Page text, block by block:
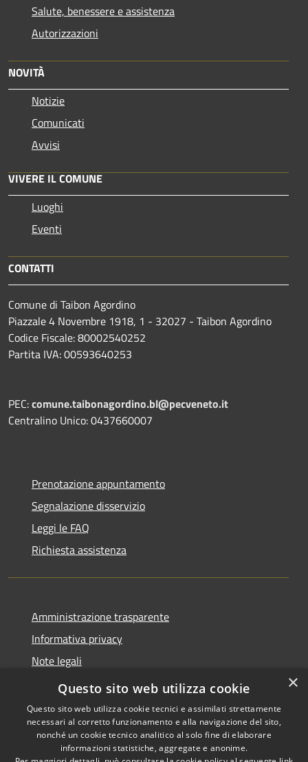
Salute, benessere e assistenza
Autorizzazioni
NOVITÀ
Notizie
Comunicati
Avvisi
VIVERE IL COMUNE
Luoghi
Eventi
CONTATTI
Comune di Taibon Agordino
Piazzale 4 Novembre 1918, 1 - 32027 - Taibon Agordino
Codice Fiscale: 80002540252
Partita IVA: 00593640253
PEC:comune.taibonagordino.bl@pecveneto.it
Centralino Unico: 0437660007
Prenotazione appuntamento
Segnalazione disservizio
Leggi le FAQ
Richiesta assistenza
Amministrazione trasparente
Informativa privacy
Note legali
Dichiarazione di accessibilità
Copyright © 2026 • Comune di
×
Questo sito web utilizza cookie
Questo sito web utilizza cookie tecnici e assimilati strettamente
necessari al corretto funzionamento e alla navigazione del sito,
nonché un cookie tecnico analitico al solo fine di elaborare
informazioni statistiche, aggregate e anonime.